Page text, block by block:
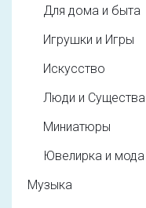
Для дома и быта
Игрушки и Игры
Искусство
Люди и Существа
Миниатюры
Ювелирка и мода
Музыка